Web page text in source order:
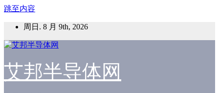
跳至内容
周日. 8 月 9th, 2026
艾邦半导体网